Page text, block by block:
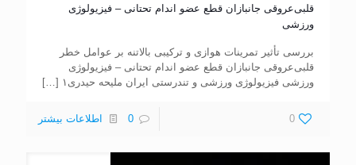
قلبی‌عروقی جانبازان قطع عضو اندام تحتانی – فیزیولوژی
ورزشی
بررسی تأثیر تمرینات هوازی و ترکیبی بالاتنه بر عوامل خطر
قلبی‌عروقی جانبازان قطع عضو اندام تحتانی – فیزیولوژی
ورزشی فیزیولوژی ورزشی و تندرستی ایران ملیحه حیدری۱
[…]
0
0 اطلاعات بیشتر